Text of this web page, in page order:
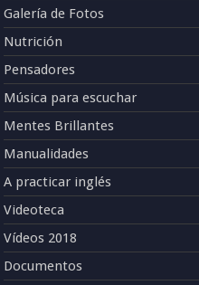
Galería de Fotos
Nutrición
Pensadores
Música para escuchar
Mentes Brillantes
Manualidades
A practicar inglés
Videoteca
Vídeos 2018
Documentos